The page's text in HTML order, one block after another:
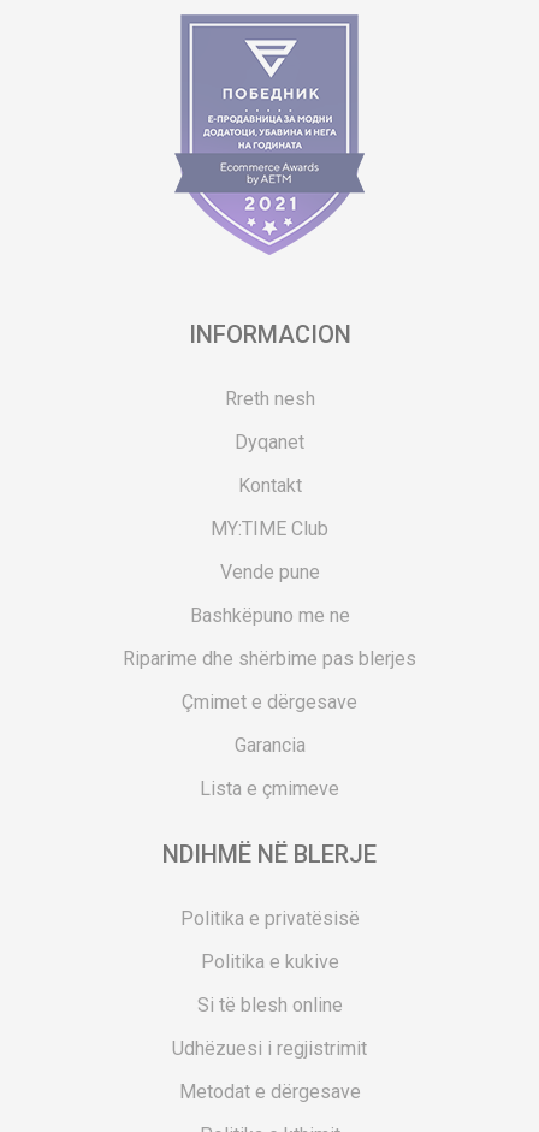
INFORMACION
Rreth nesh
Dyqanet
Kontakt
MY:TIME Club
Vende pune
Bashkëpuno me ne
Riparime dhe shërbime pas blerjes
Çmimet e dërgesave
Garancia
Lista e çmimeve
NDIHMË NË BLERJE
Politika e privatësisë
Politika e kukive
Si të blesh online
Udhëzuesi i regjistrimit
Metodat e dërgesave